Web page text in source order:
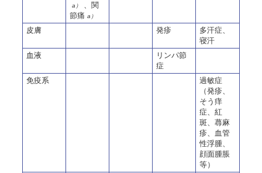
a）
、関
節痛 a）
皮膚 発疹
多汗症、
寝汗
血液
リンパ節
症
免疫系
過敏症
（発疹、
そう痒
症、紅
斑、蕁麻
疹、血管
性浮腫、
顔面腫脹
等）